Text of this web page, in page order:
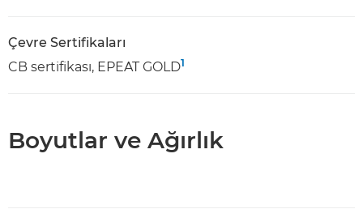
Çevre Sertifikaları
CB sertifikası, EPEAT GOLD1
Boyutlar ve Ağırlık